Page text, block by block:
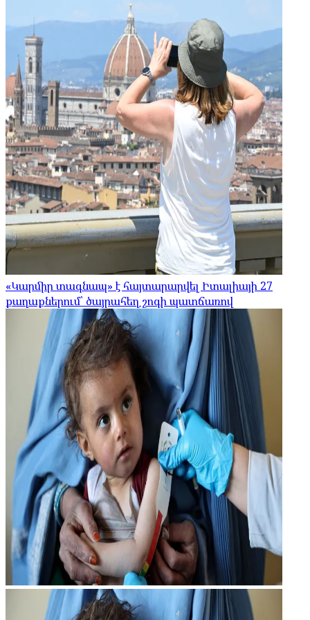
«Կարմիր տագնապ» է հայտարարվել Իտալիայի 27
քաղաքներում՝ ծայրահեղ շոգի պատճառով